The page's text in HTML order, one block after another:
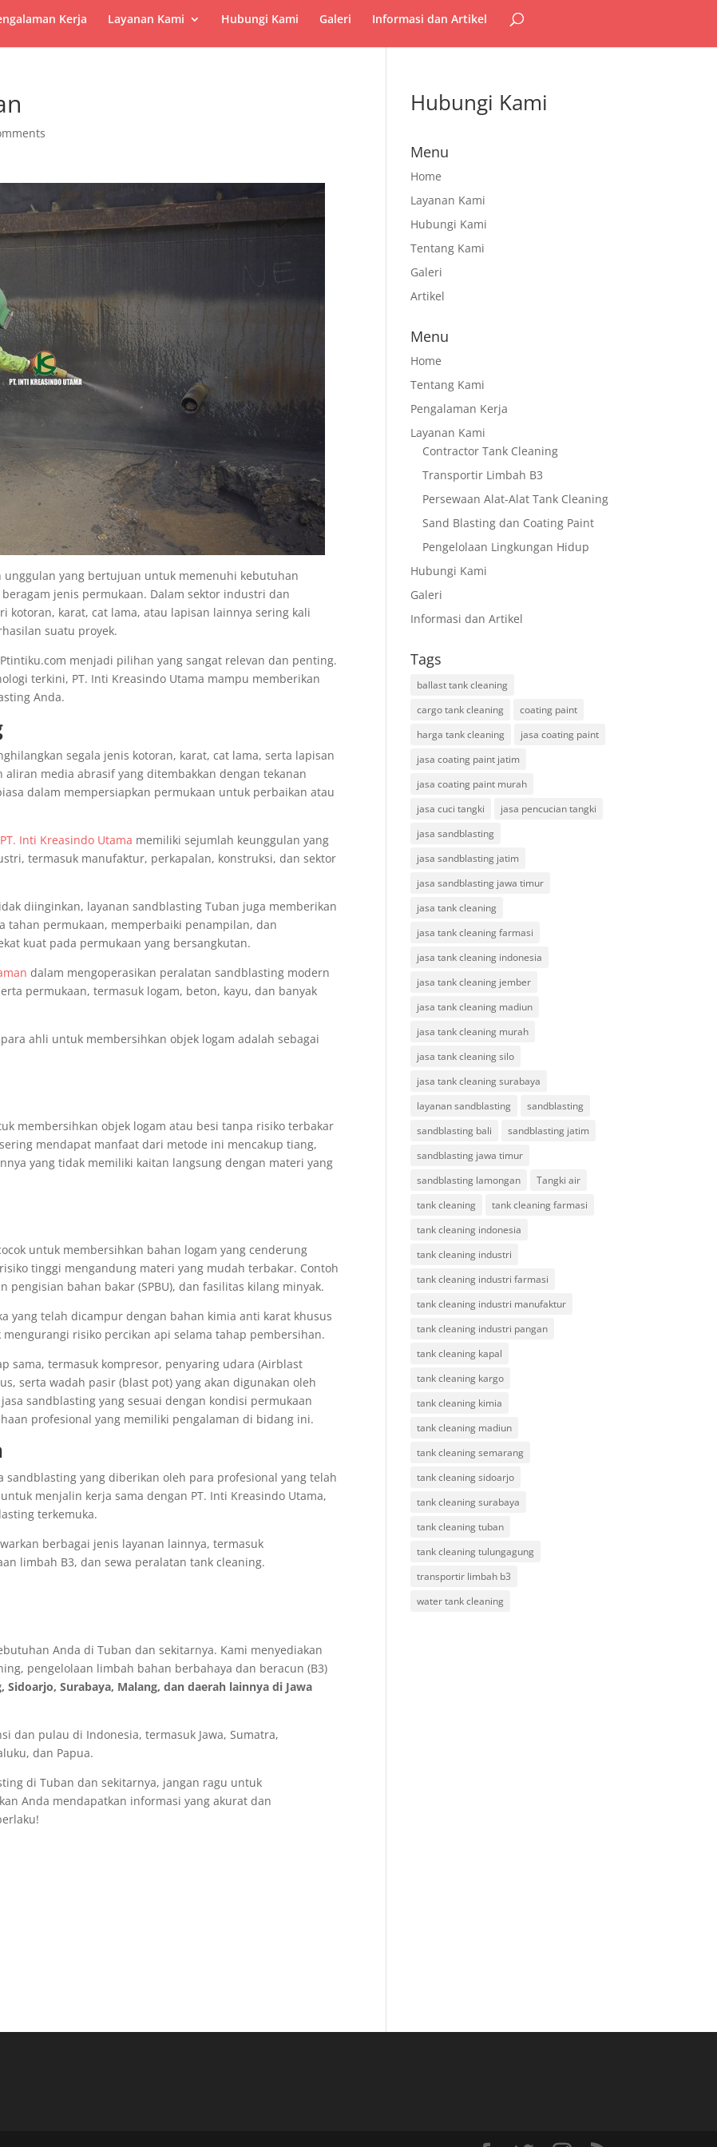
Kerja Layanan Kami Hubungi Kami Galeri Informasi dan Artikel
unggulan yang bertujuan untuk memenuhi kebutuhan
jenis permukaan. Dalam sektor industri dan
kotoran, karat, cat lama, atau lapisan lainnya sering kali
suatu proyek.
menjadi pilihan yang sangat relevan dan penting.
terkini, PT. Inti Kreasindo Utama mampu memberikan
Anda.
segala jenis kotoran, karat, cat lama, serta lapisan
media abrasif yang ditembakkan dengan tekanan
dalam mempersiapkan permukaan untuk perbaikan atau
PT. Inti Kreasindo Utama memiliki sejumlah keunggulan yang
termasuk manufaktur, perkapalan, konstruksi, dan sektor
diinginkan, layanan sandblasting Tuban juga memberikan
tahan permukaan, memperbaiki penampilan, dan
kuat pada permukaan yang bersangkutan.
dalam mengoperasikan peralatan sandblasting modern
permukaan, termasuk logam, beton, kayu, dan banyak
ahli untuk membersihkan objek logam adalah sebagai
membersihkan objek logam atau besi tanpa risiko terbakar
mendapat manfaat dari metode ini mencakup tiang,
yang tidak memiliki kaitan langsung dengan materi yang
untuk membersihkan bahan logam yang cenderung
tinggi mengandung materi yang mudah terbakar. Contoh
bahan bakar (SPBU), dan fasilitas kilang minyak.
yang telah dicampur dengan bahan kimia anti karat khusus
risiko percikan api selama tahap pembersihan.
sama, termasuk kompresor, penyaring udara (Airblast
serta wadah pasir (blast pot) yang akan digunakan oleh
sandblasting yang sesuai dengan kondisi permukaan
profesional yang memiliki pengalaman di bidang ini.
sandblasting yang diberikan oleh para profesional yang telah
menjalin kerja sama dengan PT. Inti Kreasindo Utama,
terkemuka.
berbagai jenis layanan lainnya, termasuk
limbah B3, dan sewa peralatan tank cleaning.
Anda di Tuban dan sekitarnya. Kami menyediakan
pengelolaan limbah bahan berbahaya dan beracun (B3)
Surabaya, Malang, dan daerah lainnya di Jawa
dan pulau di Indonesia, termasuk Jawa, Sumatra,
dan Papua.
di Tuban dan sekitarnya, jangan ragu untuk
Anda mendapatkan informasi yang akurat dan
Hubungi Kami
Menu
Home
Layanan Kami
Hubungi Kami
Tentang Kami
Galeri
Artikel
Menu
Home
Tentang Kami
Pengalaman Kerja
Layanan Kami
Contractor Tank Cleaning
Transportir Limbah B3
Persewaan Alat-Alat Tank Cleaning
Sand Blasting dan Coating Paint
Pengelolaan Lingkungan Hidup
Hubungi Kami
Galeri
Informasi dan Artikel
Tags
ballast tank cleaning
cargo tank cleaning
coating paint
harga tank cleaning
jasa coating paint
jasa coating paint jatim
jasa coating paint murah
jasa cuci tangki
jasa pencucian tangki
jasa sandblasting
jasa sandblasting jatim
jasa sandblasting jawa timur
jasa tank cleaning
jasa tank cleaning farmasi
jasa tank cleaning indonesia
jasa tank cleaning jember
jasa tank cleaning madiun
jasa tank cleaning murah
jasa tank cleaning silo
jasa tank cleaning surabaya
layanan sandblasting
sandblasting
sandblasting bali
sandblasting jatim
sandblasting jawa timur
sandblasting lamongan
Tangki air
tank cleaning
tank cleaning farmasi
tank cleaning indonesia
tank cleaning industri
tank cleaning industri farmasi
tank cleaning industri manufaktur
tank cleaning industri pangan
tank cleaning kapal
tank cleaning kargo
tank cleaning kimia
tank cleaning madiun
tank cleaning semarang
tank cleaning sidoarjo
tank cleaning surabaya
tank cleaning tuban
tank cleaning tulungagung
transportir limbah b3
water tank cleaning